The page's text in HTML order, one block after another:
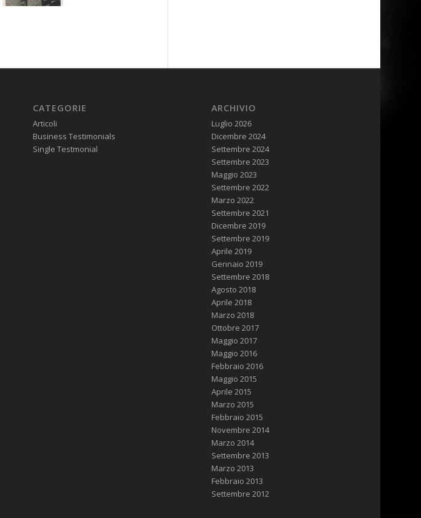
CATEGORIE
Articoli
Business Testimonials
Single Testmonial
ARCHIVIO
Luglio 2026
Dicembre 2024
Settembre 2024
Settembre 2023
Maggio 2023
Settembre 2022
Marzo 2022
Settembre 2021
Dicembre 2019
Settembre 2019
Aprile 2019
Gennaio 2019
Settembre 2018
Agosto 2018
Aprile 2018
Marzo 2018
Ottobre 2017
Maggio 2017
Maggio 2016
Febbraio 2016
Maggio 2015
Aprile 2015
Marzo 2015
Febbraio 2015
Novembre 2014
Marzo 2014
Settembre 2013
Marzo 2013
Febbraio 2013
Settembre 2012